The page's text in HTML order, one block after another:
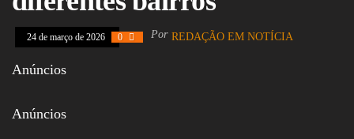
Assembleia
Senado, São Paulo,
24 de março de 2026 0 Por REDAÇÃO EM NOTÍCIA
Anúncios
Anúncios